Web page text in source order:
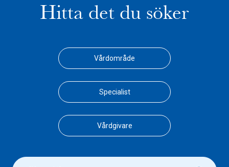
Hitta det du söker
Vårdområde
Specialist
Vårdgivare